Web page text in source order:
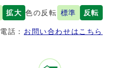
拡大 色の反転 標準 反転
電話： お問い合わせはこちら